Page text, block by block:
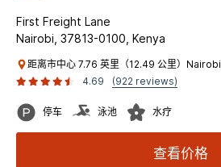
First Freight Lane
Nairobi, 37813-0100, Kenya
距离市中心 7.76 英里（12.49 公里）Nairobi
4.69
(922 reviews)
停车 泳池 水疗
查看价格